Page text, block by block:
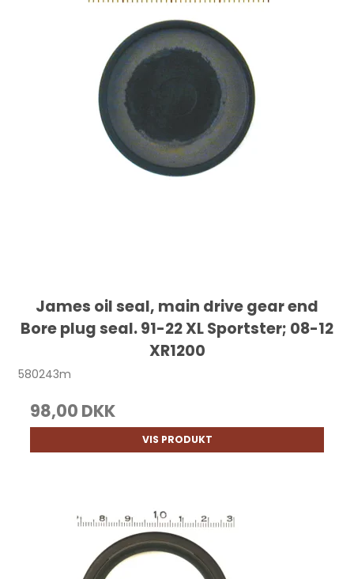
James oil seal, main drive gear end
Bore plug seal. 91-22 XL Sportster; 08-12
XR1200
580243m
98,00 DKK
VIS PRODUKT